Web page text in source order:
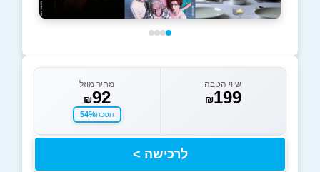
שווי הטבה
₪199
מחיר מוזל
₪92
חסכת54%
לרכישה >